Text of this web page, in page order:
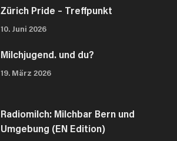
Zürich Pride – Treffpunkt
10. Juni 2026
Milchjugend. und du?
19. März 2026
Radiomilch: Milchbar Bern und
Umgebung (EN Edition)